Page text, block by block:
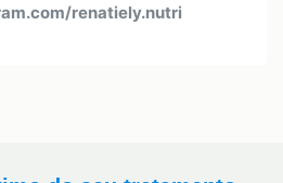
renatiely.nutri